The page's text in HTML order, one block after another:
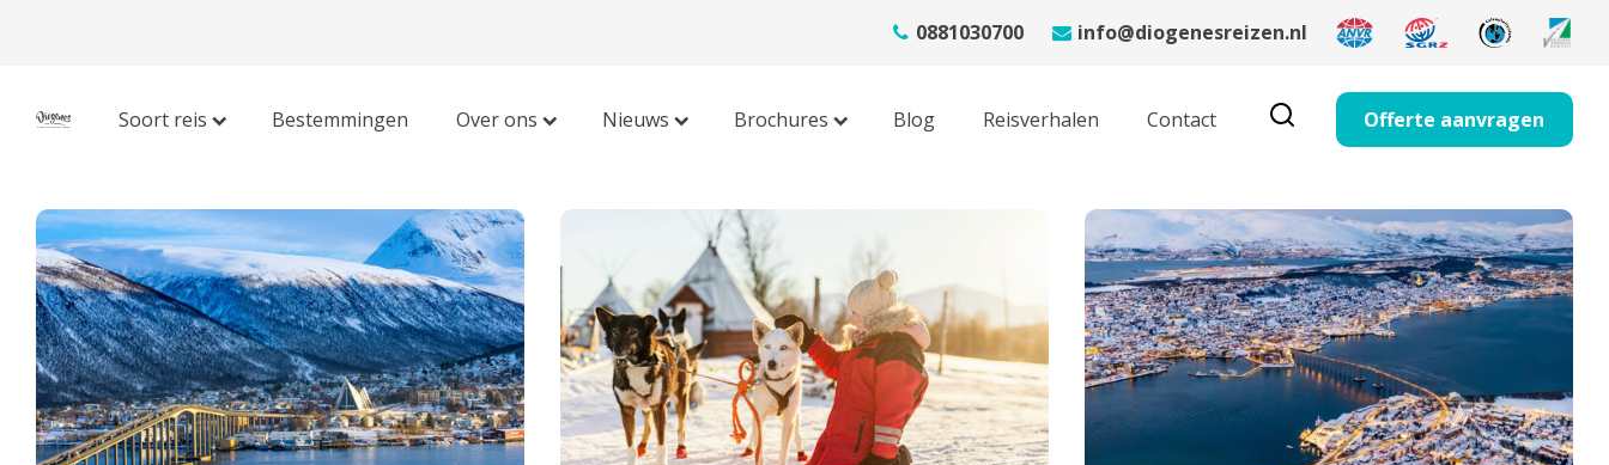
0881030700 info@diogenesreizen.nl
Soort reis Bestemmingen Over ons Nieuws Brochures Blog Reisverhalen Contact Offerte aanvragen